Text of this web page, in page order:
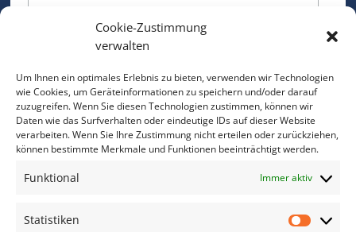
Cookie-Zustimmung
verwalten
Um Ihnen ein optimales Erlebnis zu bieten, verwenden wir Technologien
wie Cookies, um Geräteinformationen zu speichern und/oder darauf
zuzugreifen. Wenn Sie diesen Technologien zustimmen, können wir
Daten wie das Surfverhalten oder eindeutige IDs auf dieser Website
verarbeiten. Wenn Sie Ihre Zustimmung nicht erteilen oder zurückziehen,
können bestimmte Merkmale und Funktionen beeinträchtigt werden.
Funktional Immer aktiv
Statistiken
Bitte geben Sie Ihre E-Mail Adresse ein.
*